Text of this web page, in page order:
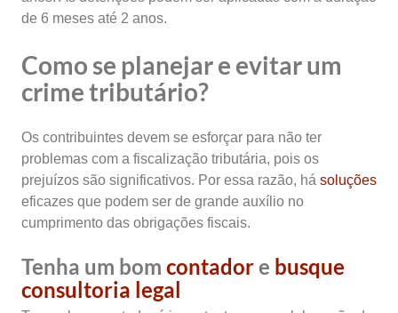
de 6 meses até 2 anos.
Como se planejar e evitar um
crime tributário?
Os contribuintes devem se esforçar para não ter
problemas com a fiscalização tributária, pois os
prejuízos são significativos. Por essa razão, há soluções
eficazes que podem ser de grande auxílio no
cumprimento das obrigações fiscais.
Tenha um bom contadore busque
consultoria legal